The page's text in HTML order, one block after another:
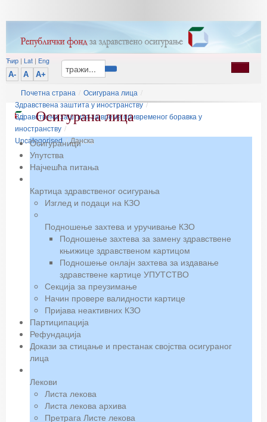
Ћир | Lat | Eng
A-
A A+
Почетна страна / Осигурана лица /
Здравствена заштита у иностранству /
Здравствена заштита за време привременог боравка у
иностранству /
Uncategorised / Данска
Осигурана лица
Осигураници
Упутства
Најчешћа питања
Картица здравственог осигурања
Изглед и подаци на КЗО
Подношење захтева и уручивање КЗО
Подношење захтева за замену здравствене
књижице здравственом картицом
Подношење онлајн захтева за издавање
здравствене картице УПУТСТВО
Секција за преузимање
Начин провере валидности картице
Пријава неактивних КЗО
Партиципација
Рефундација
Докази за стицање и престанак својства осигураног
лица
Лекови
Листа лекова
Листа лекова архива
Претрага Листе лекова